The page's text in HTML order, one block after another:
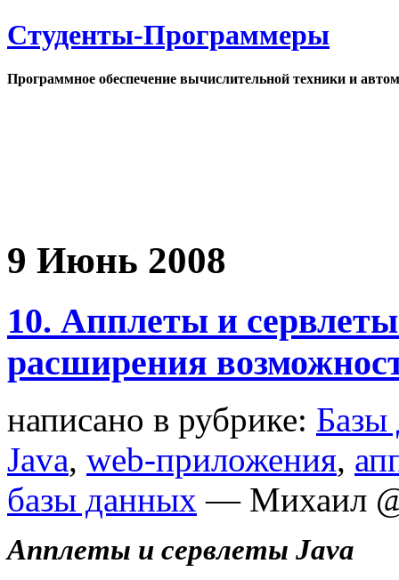
Студенты-Программеры
Программное обеспечение вычислительной техники и
9 Июнь 2008
10. Апплеты и
расширения
написано в рубрике:
Java, web-приложения,
базы данных — Михаил
Апплеты и сервлеты Java